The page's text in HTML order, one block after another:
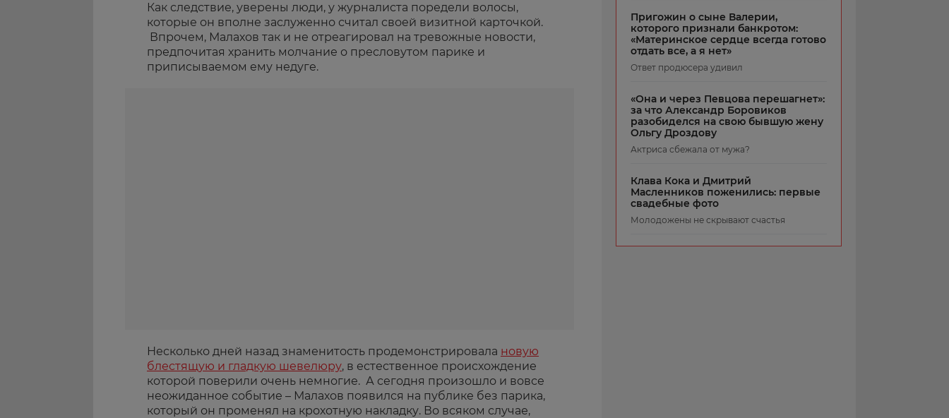
Как следствие, уверены люди, у журналиста поредели волосы,
которые он вполне заслуженно считал своей визитной карточкой.
Впрочем, Малахов так и не отреагировал на тревожные новости,
предпочитая хранить молчание о пресловутом парике и
приписываемом ему недуге.
Несколько дней назад знаменитость продемонстрировала новую
блестящую и гладкую шевелюру, в естественное происхождение
которой поверили очень немногие. А сегодня произошло и вовсе
неожиданное событие – Малахов появился на публике без парика,
который он променял на крохотную накладку. Во всяком случае,
Пригожин о сыне Валерии,
которого признали банкротом:
«Материнское сердце всегда готово
отдать все, а я нет»
Ответ продюсера удивил
«Она и через Певцова перешагнет»:
за что Александр Боровиков
разобиделся на свою бывшую жену
Ольгу Дроздову
Актриса сбежала от мужа?
Клава Кока и Дмитрий
Масленников поженились: первые
свадебные фото
Молодожены не скрывают счастья